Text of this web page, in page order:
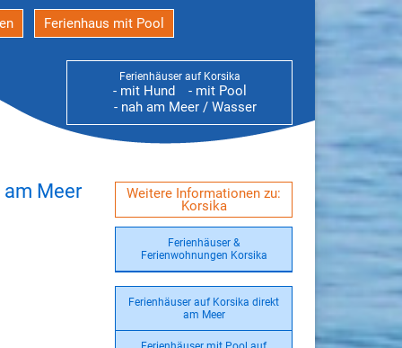
Ferienhaus mit Pool
Ferienhäuser auf Korsika
- mit Hund
- mit Pool
- nah am Meer / Wasser
Weitere Informationen zu:
Korsika
Ferienhäuser &
Ferienwohnungen Korsika
Ferienhäuser auf Korsika direkt
am Meer
am Meer